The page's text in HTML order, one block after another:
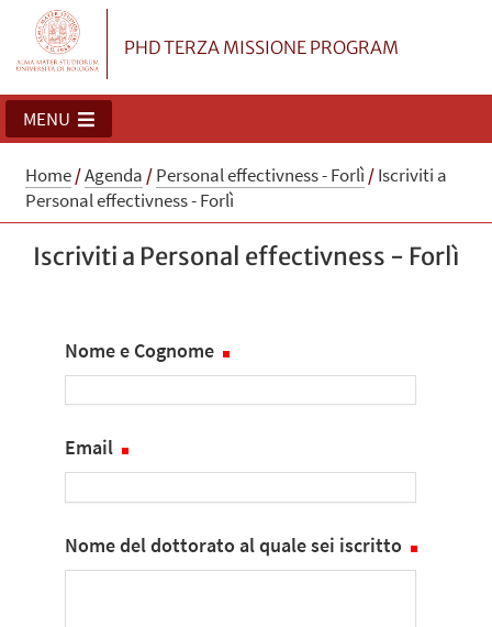
PHD TERZA MISSIONE PROGRAM
MENU
Home/Agenda /Personal effectivness - Forlì /Iscriviti a
Personal effectivness - Forlì
Iscriviti a Personal effectivness - Forlì
Nome e Cognome
Email
Nome del dottorato al quale sei iscritto